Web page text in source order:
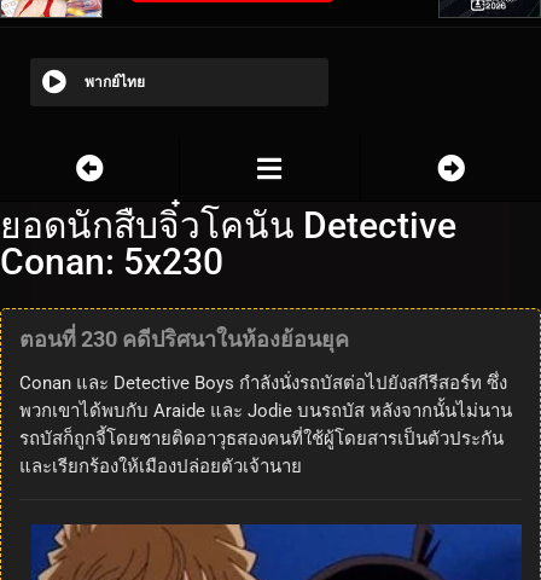
พากย์ไทย
ยอดนักสืบจิ๋วโคนัน Detective
Conan: 5x230
ตอนที่ 230 คดีปริศนาในห้องย้อนยุค
Conan และ Detective Boys กำลังนั่งรถบัสต่อไปยังสกีรีสอร์ท ซึ่ง
พวกเขาได้พบกับ Araide และ Jodie บนรถบัส หลังจากนั้นไม่นาน
รถบัสก็ถูกจี้โดยชายติดอาวุธสองคนที่ใช้ผู้โดยสารเป็นตัวประกัน
และเรียกร้องให้เมืองปล่อยตัวเจ้านาย